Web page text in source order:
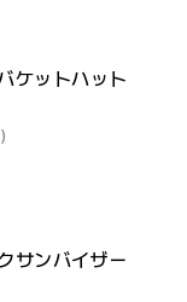
ケットハット
サンバイザー